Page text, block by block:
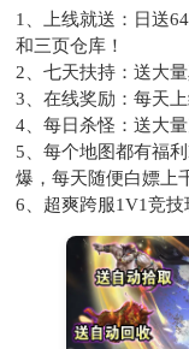
1、上线就送：日送
和三页仓库！
2、七天扶持：送大
3、在线奖励：每天
4、每日杀怪：送大
5、每个地图都有福
爆，每天随便白嫖上
6、超爽跨服1V1竞技